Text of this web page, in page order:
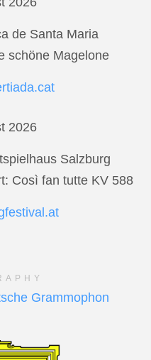
de Santa Maria
schöne Magelone
2026
Salzburg
Così fan tutte KV 588
Grammophon